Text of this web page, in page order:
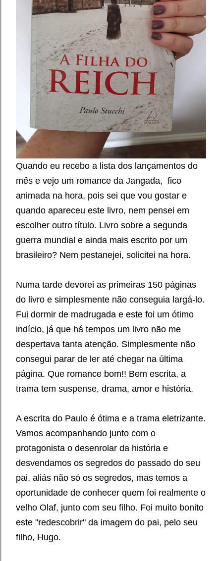
Quando eu recebo a lista dos lançamentos do
mês e vejo um romance da Jangada, fico
animada na hora, pois sei que vou gostar e
quando apareceu este livro, nem pensei em
escolher outro título. Livro sobre a segunda
guerra mundial e ainda mais escrito por um
brasileiro? Nem pestanejei, solicitei na hora.
Numa tarde devorei as primeiras 150 páginas
do livro e simplesmente não conseguia largá-lo.
Fui dormir de madrugada e este foi um ótimo
indício, já que há tempos um livro não me
despertava tanta atenção. Simplesmente não
consegui parar de ler até chegar na última
página. Que romance bom!! Bem escrita, a
trama tem suspense, drama, amor e história.
A escrita do Paulo é ótima e a trama eletrizante.
Vamos acompanhando junto com o
protagonista o desenrolar da história e
desvendamos os segredos do passado do seu
pai, aliás não só os segredos, mas temos a
oportunidade de conhecer quem foi realmente o
velho Olaf, junto com seu filho. Foi muito bonito
este "redescobrir" da imagem do pai, pelo seu
filho, Hugo.